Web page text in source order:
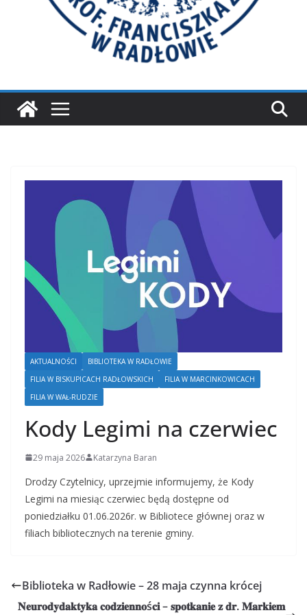
AKTUALNOŚCI
BIBLIOTEKA W RADŁOWIE
FILIA W BISKUPICACH RADŁOWSKICH
FILIA W MARCINKOWICACH
FILIA W WAŁ-RUDZIE
Kody Legimi na czerwiec
29 maja 2026 Katarzyna Baran
Drodzy Czytelnicy, uprzejmie informujemy, że Kody
Legimi na miesiąc czerwiec będą dostępne od
poniedziałku 01.06.2026r. w Bibliotece głównej oraz w
filiach bibliotecznych na terenie gminy.
Biblioteka w Radłowie – 28 maja czynna krócej
𝐍𝐞𝐮𝐫𝐨𝐝𝐲𝐝𝐚𝐤𝐭𝐲𝐤𝐚 𝐜𝐨𝐝𝐳𝐢𝐞𝐧𝐧𝐨ś𝐜𝐢 – 𝐬𝐩𝐨𝐭𝐤𝐚𝐧𝐢𝐞 𝐳 𝐝𝐫. 𝐌𝐚𝐫𝐤𝐢𝐞𝐦